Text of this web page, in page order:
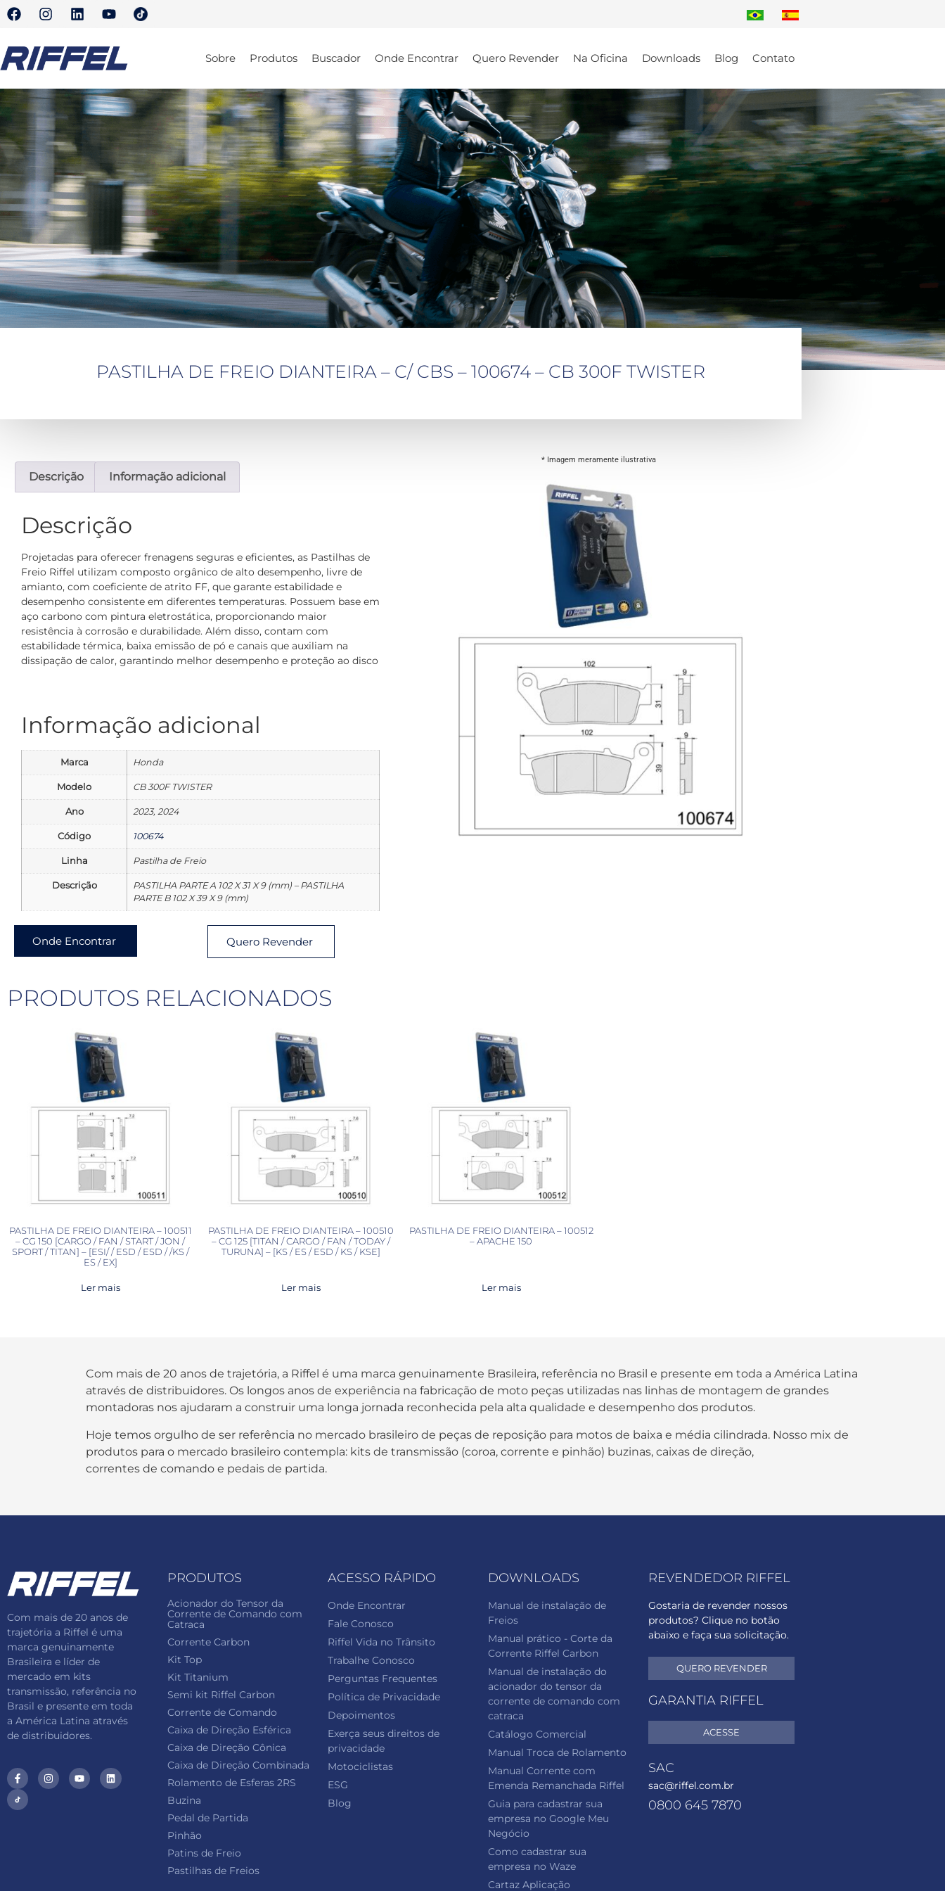
Sobre Produtos Buscador Onde Encontrar Quero Revender Na Oficina Downloads Blog Contato
PASTILHA DE FREIO DIANTEIRA – C/ CBS – 100674 – CB 300F TWISTER
Descrição Informação adicional
Descrição
Projetadas para oferecer frenagens seguras e eficientes, as Pastilhas de
Freio Riffel utilizam composto orgânico de alto desempenho, livre de
amianto, com coeficiente de atrito FF, que garante estabilidade e
desempenho consistente em diferentes temperaturas. Possuem base em
aço carbono com pintura eletrostática, proporcionando maior
resistência à corrosão e durabilidade. Além disso, contam com
estabilidade térmica, baixa emissão de pó e canais que auxiliam na
dissipação de calor, garantindo melhor desempenho e proteção ao disco
Informação adicional
Marca Honda
Modelo CB 300F TWISTER
Ano 2023, 2024
Código 100674
Linha Pastilha de Freio
Descrição
PASTILHA PARTE A 102 X 31 X 9 (mm) – PASTILHA
PARTE B 102 X 39 X 9 (mm)
Onde Encontrar Quero Revender
* Imagem meramente ilustrativa
PRODUTOS RELACIONADOS
PASTILHA DE FREIO DIANTEIRA – 100511
– CG 150 [CARGO / FAN / START / JON /
SPORT / TITAN] – [ESI/ / ESD / ESD / /KS /
ES / EX]
Ler mais
PASTILHA DE FREIO DIANTEIRA – 100510
– CG 125 [TITAN / CARGO / FAN / TODAY /
TURUNA] – [KS / ES / ESD / KS / KSE]
Ler mais
PASTILHA DE FREIO DIANTEIRA – 100512
– APACHE 150
Ler mais
Com mais de 20 anos de trajetória, a Riffel é uma marca genuinamente Brasileira, referência no Brasil e presente em toda a América Latina
através de distribuidores. Os longos anos de experiência na fabricação de moto peças utilizadas nas linhas de montagem de grandes
montadoras nos ajudaram a construir uma longa jornada reconhecida pela alta qualidade e desempenho dos produtos.
Hoje temos orgulho de ser referência no mercado brasileiro de peças de reposição para motos de baixa e média cilindrada. Nosso mix de
produtos para o mercado brasileiro contempla: kits de transmissão (coroa, corrente e pinhão) buzinas, caixas de direção,
correntes de comando e pedais de partida.
Com mais de 20 anos de
trajetória a Riffel é uma
marca genuinamente
Brasileira e líder de
mercado em kits
transmissão, referência no
Brasil e presente em toda
a América Latina através
de distribuidores.
PRODUTOS
Acionador do Tensor da
Corrente de Comando com
Catraca
Corrente Carbon
Kit Top
Kit Titanium
Semi kit Riffel Carbon
Corrente de Comando
Caixa de Direção Esférica
Caixa de Direção Cônica
Caixa de Direção Combinada
Rolamento de Esferas 2RS
Buzina
Pedal de Partida
Pinhão
Patins de Freio
Pastilhas de Freios
ACESSO RÁPIDO
Onde Encontrar
Fale Conosco
Riffel Vida no Trânsito
Trabalhe Conosco
Perguntas Frequentes
Política de Privacidade
Depoimentos
Exerça seus direitos de
privacidade
Motociclistas
ESG
Blog
DOWNLOADS
Manual de instalação de
Freios
Manual prático - Corte da
Corrente Riffel Carbon
Manual de instalação do
acionador do tensor da
corrente de comando com
catraca
Catálogo Comercial
Manual Troca de Rolamento
Manual Corrente com
Emenda Remanchada Riffel
Guia para cadastrar sua
empresa no Google Meu
Negócio
Como cadastrar sua
empresa no Waze
Cartaz Aplicação
REVENDEDOR RIFFEL
Gostaria de revender nossos
produtos? Clique no botão
abaixo e faça sua solicitação.
QUERO REVENDER
GARANTIA RIFFEL
ACESSE
SAC
sac@riffel.com.br
0800 645 7870